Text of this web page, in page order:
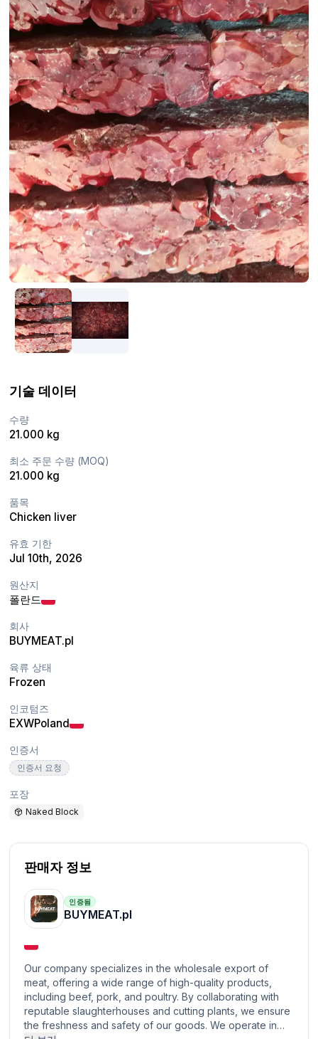
기술 데이터
수량
21.000 kg
최소 주문 수량 (MOQ)
21.000 kg
품목
Chicken liver
유효 기한
Jul 10th, 2026
원산지
폴란드
회사
BUYMEAT.pl
육류 상태
Frozen
인코텀즈
EXWPoland
인증서
인증서 요청
포장
Naked Block
판매자 정보
인증됨
BUYMEAT.pl
Our company specializes in the wholesale export of
meat, offering a wide range of high-quality products,
including beef, pork, and poultry. By collaborating with
reputable slaughterhouses and cutting plants, we ensure
the freshness and safety of our goods. We operate in…